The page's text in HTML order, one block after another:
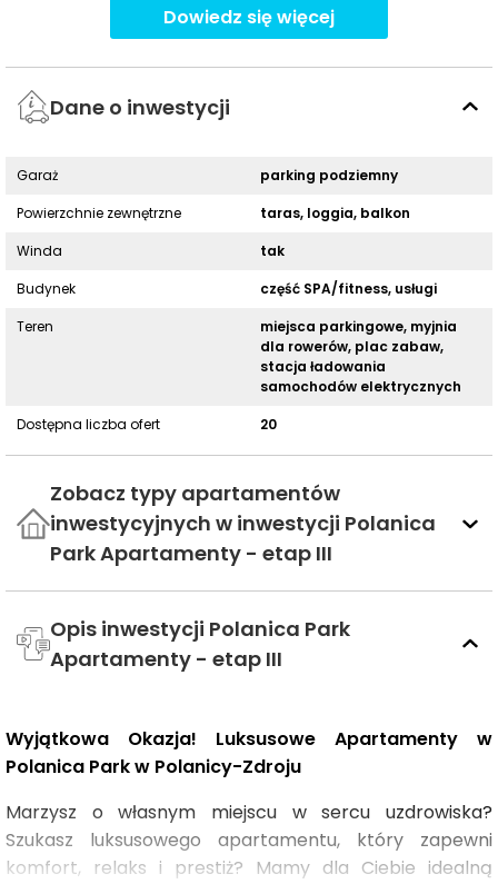
Dowiedz się więcej
Dane o inwestycji
Garaż
parking podziemny
Powierzchnie zewnętrzne
taras, loggia, balkon
Winda
tak
Budynek
część SPA/fitness, usługi
Teren
miejsca parkingowe, myjnia
dla rowerów, plac zabaw,
stacja ładowania
samochodów elektrycznych
Dostępna liczba ofert
20
Zobacz typy apartamentów
inwestycyjnych w inwestycji Polanica
Park Apartamenty - etap III
Opis inwestycji Polanica Park
Apartamenty - etap III
Wyjątkowa Okazja! Luksusowe Apartamenty w
Polanica Park w Polanicy-Zdroju
Marzysz o własnym miejscu w sercu uzdrowiska?
Szukasz luksusowego apartamentu, który zapewni
komfort, relaks i prestiż? Mamy dla Ciebie idealną